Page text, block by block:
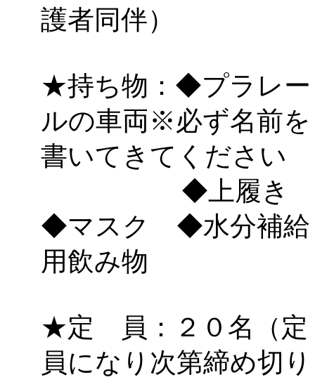
護者同伴）
★持ち物：◆プラレー
ルの車両※必ず名前を
書いてきてください
◆上履き
◆マスク ◆水分補給
用飲み物
★定 員：２０名（定
員になり次第締め切り